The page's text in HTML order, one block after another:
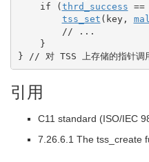
if
(thrd_success ==
tss_set ( key,
// ...
}
}
// 对 TSS 上存储的指针
引用
C11 standard (ISO/IEC
7.26.6.1 The tss_create